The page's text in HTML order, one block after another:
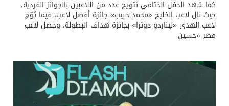
كما شهد الحفل الختامي تتويج عدد من اللاعبين بالجوائز الفردية،
حيث نال لاعب الخليج «محمد حبيب» جائزة أفضل لاعب، فيما تُوّج
لاعب الهدى «ليناردو دوترا» بجائزة هداف البطولة، وحصل لاعب
مضر «حسين